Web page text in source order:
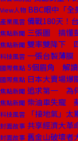
View人物 BBC眼中「全
產業風雲 備戰180天！
焦點新聞 三張圖 搞懂
焦點新聞 雙率雙降下
科技風雲 一張台製薄
國際焦點 5個眉角 解讀
國際焦點 日本大賣場
焦點新聞 追求第一 為
焦點新聞 柴油車失寵
科技風雲 「接地氣」
封面故事 共享經濟大革
封面故事 舊金山破壞者